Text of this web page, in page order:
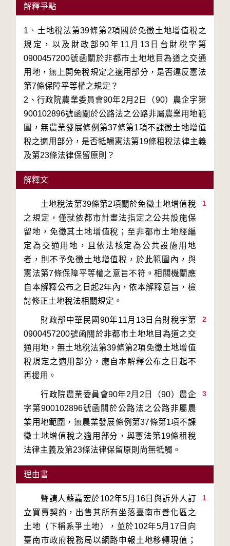
解釋爭點
1、土地稅法第39條第2項關於免徵土地增值稅之
規定，以及財政部90年11月13日台財稅字第
0900457200號函關於非都市土地地目為道之交通
用地，無上開免稅規定之適用部分，是否違反憲法
第7條保障平等權之規定？
2、行政院農業委員會90年2月2日（90）農企字第
900102896號函關於公路法之公路非屬農業用地範
圍，無農業發展條例第37條第1項不課徵土地增值
稅之適用部分，是否牴觸憲法第19條租稅法律主義
及第23條法律保留原則？
解釋文
1
土地稅法第39條第2項關於免徵土地增值稅
之規定，僅就依都市計畫法指定之公共設施保
留地，免徵其土地增值稅；至非都市土地經編
定為交通用地，且依法核定為公共設施用地
者，則不予免徵土地增值稅，於此範圍內，與
憲法第7條保障平等權之意旨不符。相關機關應
自本解釋公布之日起2年內，依本解釋意旨，檢
2
財政部中華民國90年11月13日台財稅字第
0900457200號函關於非都市土地地目為道之交
通用地，無土地稅法第39條第2項免徵土地增值
稅規定之適用部分，應自本解釋公布之日起不
3
行政院農業委員會90年2月2日（90）農企
字第900102896號函關於公路法之公路非屬農
業用地範圍，無農業發展條例第37條第1項不課
徵土地增值稅之適用部分，與憲法第19條租稅
理由書
1
聲請人蘇嘉宏於102年5月16日與訴外人訂
立買賣契約，出售其所有坐落臺南市善化區之
土地（下稱系爭土地），並於102年5月17日向
臺南市政府稅務局以網路申報土地移轉現值；